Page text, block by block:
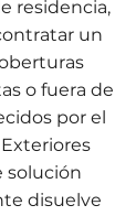
residencia,
un
o fuera de
por el
solución
disuelve